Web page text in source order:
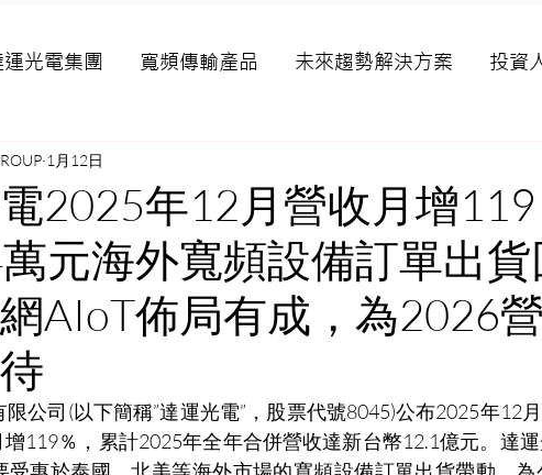
運光電集團 寬頻傳輸產品 未來趨勢解決方案 投資
2025年12月營收月增
元海外寬頻設備訂單出貨
AIoT佈局有成，為2026
1月12日
公司(以下簡稱”達運光電”，股票代號8045)公布2025年12
119％，累計2025年全年合併營收達新台幣12.1億元。達